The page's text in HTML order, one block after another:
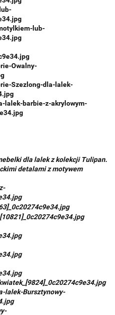
dla lalek z kolekcji Tulipan.
detalami z motywem